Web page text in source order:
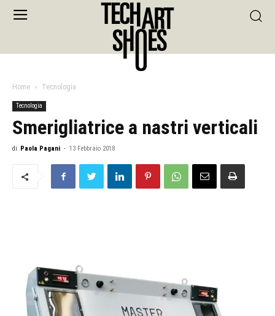
Home Tecnologia
Tecnologia
Smerigliatrice a nastri verticali
di Paola Pagani - 13 Febbraio 2018